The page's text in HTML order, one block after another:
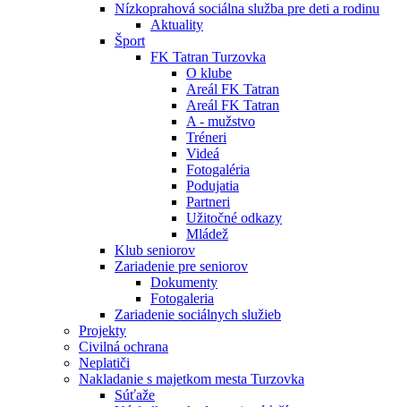
Nízkoprahová sociálna služba pre deti a rodinu
Aktuality
Šport
FK Tatran Turzovka
O klube
Areál FK Tatran
Areál FK Tatran
A - mužstvo
Tréneri
Videá
Fotogaléria
Podujatia
Partneri
Užitočné odkazy
Mládež
Klub seniorov
Zariadenie pre seniorov
Dokumenty
Fotogaleria
Zariadenie sociálnych služieb
Projekty
Civilná ochrana
Neplatiči
Nakladanie s majetkom mesta Turzovka
Súťaže